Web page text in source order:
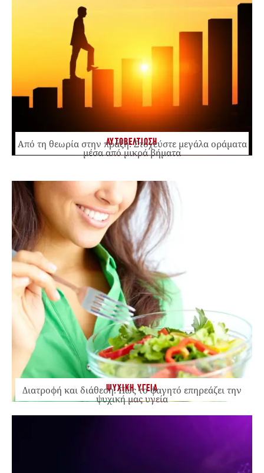
ΑΥΤΟΒΕΛΤΙΩΣΗ
Από τη θεωρία στην πράξη: Στοχεύστε μεγάλα οράματα
μέσα από μικρά βήματα
ΨΥΧΙΚΗ ΥΓΕΙΑ
Διατροφή και διάθεση: Πώς το φαγητό επηρεάζει την
ψυχική μας υγεία